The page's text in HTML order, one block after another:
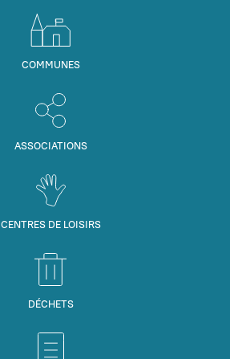
COMMUNES
ASSOCIATIONS
CENTRES DE LOISIRS
DÉCHETS